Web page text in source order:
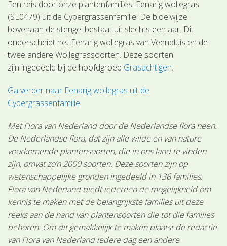
Een reis door onze plantenfamilies. Eenarig wollegras
(SL0479) uit de Cypergrassenfamilie. De bloeiwijze
bovenaan de stengel bestaat uit slechts een aar. Dit
onderscheidt het Eenarig wollegras van Veenpluis en de
twee andere Wollegrassoorten. Deze soorten
zijn ingedeeld bij de hoofdgroep Grasachtigen.
Ga verder naar Eenarig wollegras uit de
Cypergrassenfamilie
Met Flora van Nederland door de Nederlandse flora heen.
De Nederlandse flora, dat zijn alle wilde en van nature
voorkomende plantensoorten, die in ons land te vinden
zijn, omvat zo’n 2000 soorten. Deze soorten zijn op
wetenschappelijke gronden ingedeeld in 136 families.
Flora van Nederland biedt iedereen de mogelijkheid om
kennis te maken met de belangrijkste families uit deze
reeks aan de hand van plantensoorten die tot die families
behoren. Om dit gemakkelijk te maken plaatst de redactie
van Flora van Nederland iedere dag een andere